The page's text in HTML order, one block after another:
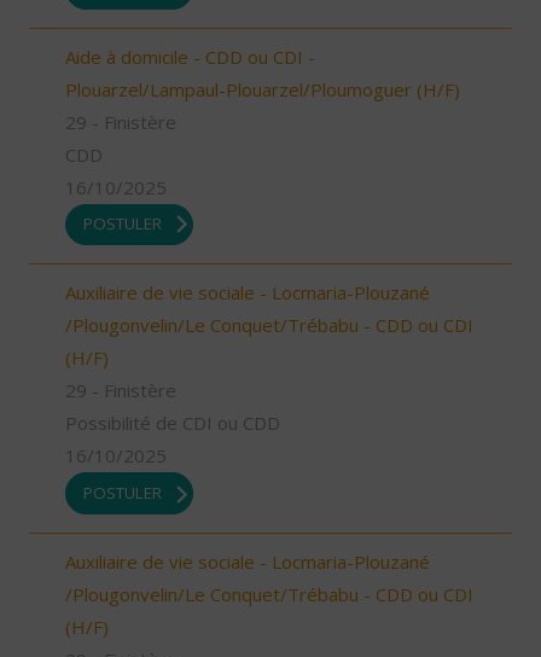
Aide à domicile - CDD ou CDI -
Plouarzel/Lampaul-Plouarzel/Ploumoguer (H/F)
29 - Finistère
CDD
16/10/2025
POSTULER
Auxiliaire de vie sociale - Locmaria-Plouzané
/Plougonvelin/Le Conquet/Trébabu - CDD ou CDI
(H/F)
29 - Finistère
Possibilité de CDI ou CDD
16/10/2025
POSTULER
Auxiliaire de vie sociale - Locmaria-Plouzané
/Plougonvelin/Le Conquet/Trébabu - CDD ou CDI
(H/F)